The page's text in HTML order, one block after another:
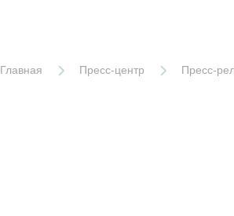
Главная Пресс-центр Пресс-